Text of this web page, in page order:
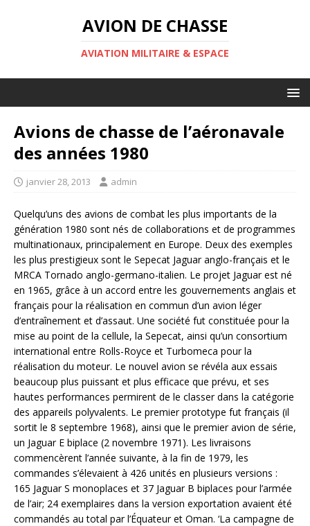
AVION DE CHASSE
AVIATION MILITAIRE & ESPACE
Avions de chasse de l’aéronavale
des années 1980
janvier 28, 2013 admin
Quelqu’uns des avions de combat les plus importants de la
génération 1980 sont nés de collaborations et de programmes
multinationaux, principalement en Europe. Deux des exemples
les plus prestigieux sont le Sepecat Jaguar anglo-français et le
MRCA Tornado anglo-germano-italien. Le projet Jaguar est né
en 1965, grâce à un accord entre les gouvernements anglais et
français pour la réalisation en commun d’un avion léger
d’entraînement et d’assaut. Une société fut constituée pour la
mise au point de la cellule, la Sepecat, ainsi qu’un consortium
international entre Rolls-Royce et Turbomeca pour la
réalisation du moteur. Le nouvel avion se révéla aux essais
beaucoup plus puissant et plus efficace que prévu, et ses
hautes performances permirent de le classer dans la catégorie
des appareils polyvalents. Le premier prototype fut français (il
sortit le 8 septembre 1968), ainsi que le premier avion de série,
un Jaguar E biplace (2 novembre 1971). Les livraisons
commencèrent l’année suivante, à la fin de 1979, les
commandes s’élevaient à 426 unités en plusieurs versions :
165 Jaguar S monoplaces et 37 Jaguar B biplaces pour l’armée
de l’air; 24 exemplaires dans la version exportation avaient été
commandés au total par l’Équateur et Oman. ‘La campagne de